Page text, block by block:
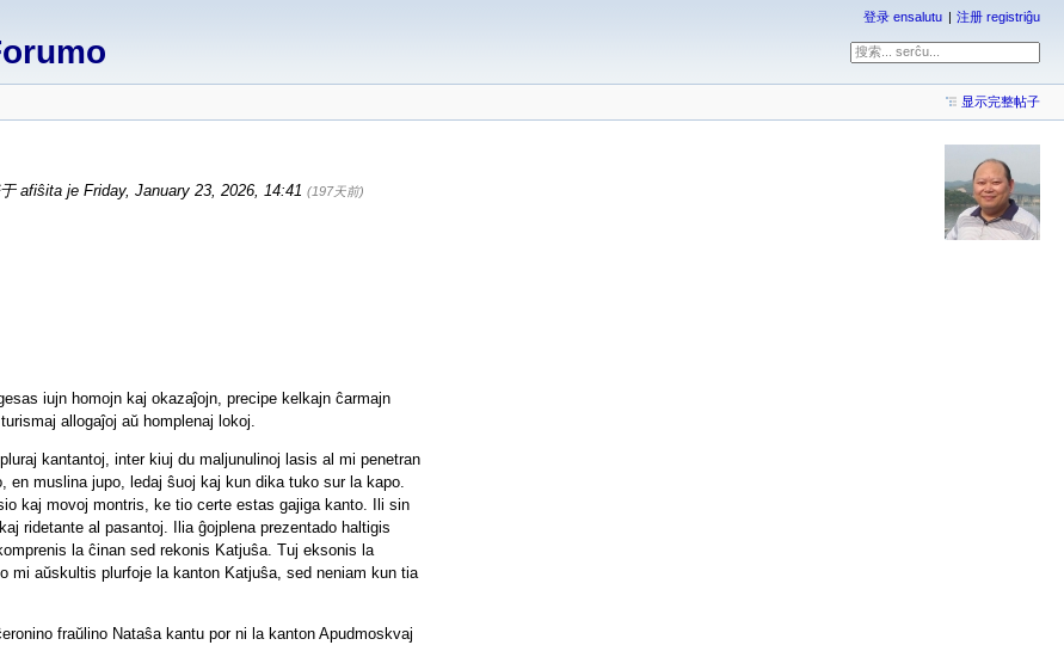
登录 ensalutu 注册 registriĝu
显示完整帖子
afiŝita je Friday, January 23, 2026, 14:41 (197天前)
iujn homojn kaj okazaĵojn, precipe kelkajn ĉarmajn
allogaĵoj aŭ homplenaj lokoj.
kantantoj, inter kiuj du maljunulinoj lasis al mi penetran
muslina jupo, ledaj ŝuoj kaj kun dika tuko sur la kapo.
kaj movoj montris, ke tio certe estas gajiga kanto. Ili sin
ridetante al pasantoj. Ilia ĝojplena prezentado haltigis
la ĉinan sed rekonis Katjuŝa. Tuj eksonis la
mi aŭskultis plurfoje la kanton Katjuŝa, sed neniam kun tia
fraŭlino Nataŝa kantu por ni la kanton Apudmoskvaj